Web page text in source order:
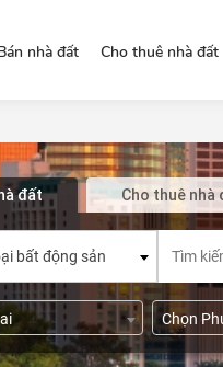
nhà đất Cho thuê nhà đất
đất Cho thuê nhà
bất động sản
Chọn
phố 20 m2-